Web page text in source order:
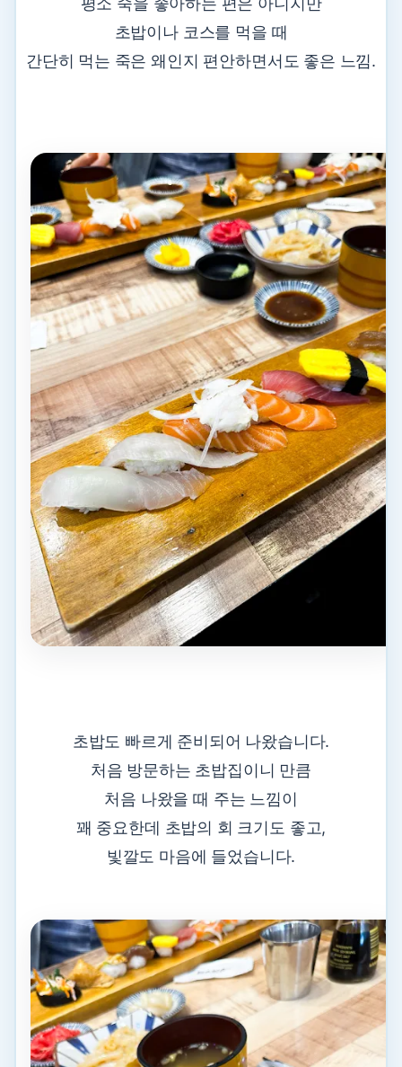
초밥이나 코스를 먹을 때
간단히 먹는 죽은 왜인지 편안하면서도 좋은 느낌.
초밥도 빠르게 준비되어 나왔습니다.
처음 방문하는 초밥집이니 만큼
처음 나왔을 때 주는 느낌이
꽤 중요한데 초밥의 회 크기도 좋고,
빛깔도 마음에 들었습니다.